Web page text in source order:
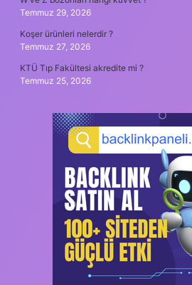
Temmuz 29, 2026
Koşer ürünleri nelerdir ?
Temmuz 27, 2026
KTÜ Tıp Fakültesi akredite mi ?
Temmuz 25, 2026